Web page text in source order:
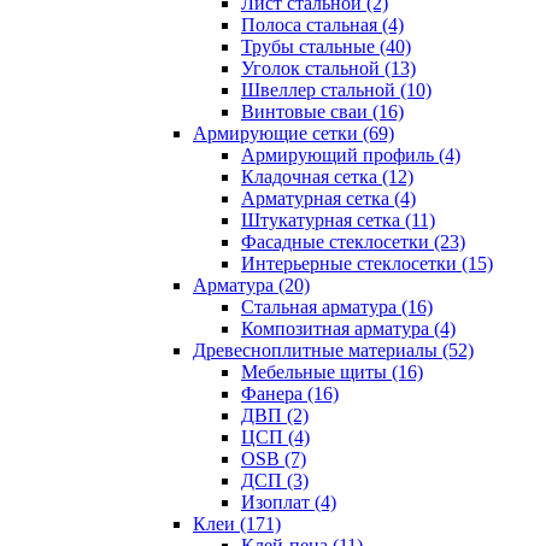
Полоса стальная (4)
Трубы стальные (40)
Уголок стальной (13)
Швеллер стальной (10)
Винтовые сваи (16)
Армирующие сетки (69)
Армирующий профиль (4)
Кладочная сетка (12)
Арматурная сетка (4)
Штукатурная сетка (11)
Фасадные стеклосетки (23)
Интерьерные стеклосетки (15)
Арматура (20)
Стальная арматура (16)
Композитная арматура (4)
Древесноплитные материалы (52)
Мебельные щиты (16)
Фанера (16)
ДВП (2)
ЦСП (4)
OSB (7)
ДСП (3)
Изоплат (4)
Клеи (171)